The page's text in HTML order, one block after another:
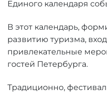
Единого календаря
В этот календарь,
развитию туризма,
привлекательные
гостей Петербурга.
Традиционно,